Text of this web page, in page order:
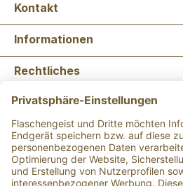
Kontakt
Informationen
Rechtliches
Newsletter abonnieren
Flaschengeist Bonn